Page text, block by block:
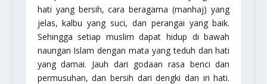
hati yang bersih, cara beragama (manhaj) yang
jelas, kalbu yang suci, dan perangai yang baik.
Sehingga setiap muslim dapat hidup di bawah
naungan Islam dengan mata yang teduh dan hati
yang damai. Jauh dari godaan rasa benci dan
permusuhan, dan bersih dari dengki dan iri hati.